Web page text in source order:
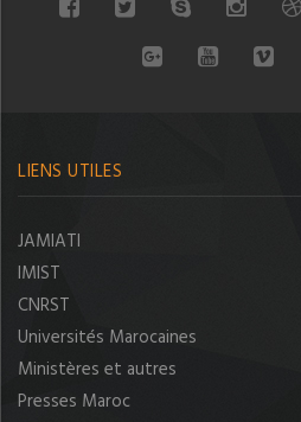
LIENS UTILES
JAMIATI
IMIST
CNRST
Universités Marocaines
Ministères et autres
Presses Maroc